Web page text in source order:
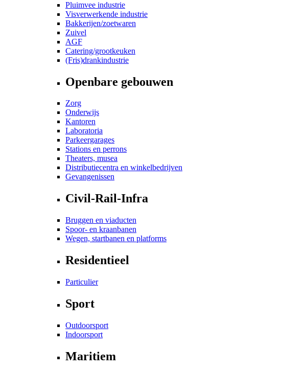
Pluimvee industrie
Visverwerkende industrie
Bakkerijen/zoetwaren
Zuivel
AGF
Catering/grootkeuken
(Fris)drankindustrie
Openbare gebouwen
Zorg
Onderwijs
Kantoren
Laboratoria
Parkeergarages
Stations en perrons
Theaters, musea
Distributiecentra en winkelbedrijven
Gevangenissen
Civil-Rail-Infra
Bruggen en viaducten
Spoor- en kraanbanen
Wegen, startbanen en platforms
Residentieel
Particulier
Sport
Outdoorsport
Indoorsport
Maritiem